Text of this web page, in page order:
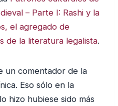
– Parte I: Rashi y la
el agregado de
de la literatura legalista.
un comentador de la
Eso sólo en la
hizo hubiese sido más